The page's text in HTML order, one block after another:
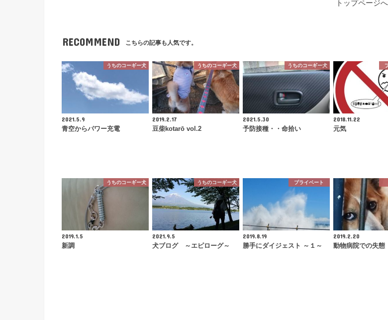
トップページへ
RECOMMEND こちらの記事も人気です。
うちのコーギー犬
2021.5.9
青空からパワー充電
うちのコーギー犬
2019.2.17
豆柴kotarō vol.2
うちのコーギー犬
2021.5.30
予防接種・・命拾い
2018.11.22
元気
うちのコーギー犬
2019.1.5
新調
うちのコーギー犬
2021.9.5
犬ブログ ～エピローグ～
プライベート
2019.8.19
勝手にダイジェスト ～１～
2019.2.20
動物病院での失態